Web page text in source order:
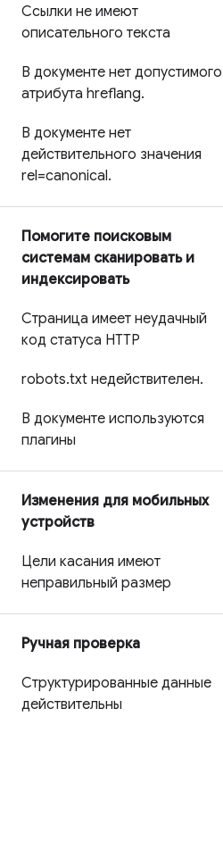
Ссылки не имеют
описательного текста
В документе нет допустимого
атрибута hreflang.
В документе нет
действительного значения
rel=canonical.
Помогите поисковым
системам сканировать и
индексировать
Страница имеет неудачный
код статуса HTTP
robots.txt недействителен.
В документе используются
плагины
Изменения для мобильных
устройств
Цели касания имеют
неправильный размер
Ручная проверка
Структурированные данные
действительны